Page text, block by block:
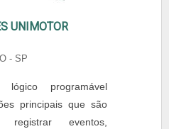
UNIMOTOR
- SP
programável
principais que são
registrar eventos,